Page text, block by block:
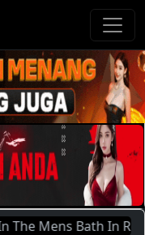
Bath In